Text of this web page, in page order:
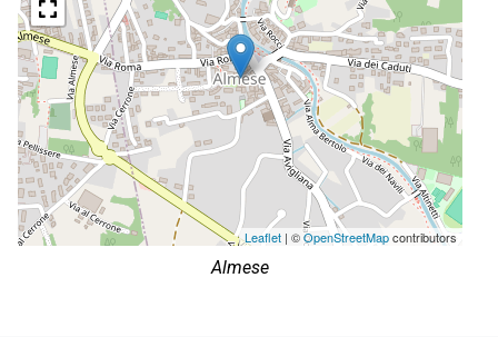
Leaflet | ©OpenStreetMapcontributors
Almese